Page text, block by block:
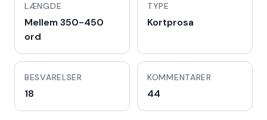
LÆNGDE
Mellem 350-450
ord
TYPE
Kortprosa
BESVARELSER
18
KOMMENTARER
44